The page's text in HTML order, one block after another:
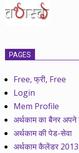
PAGES
Free, फ्री, Free
Login
Mem Profile
अर्थकाम का बैनर अपने
अर्थकाम की पेड-सेवा
अर्थकाम कैलेंडर 2013